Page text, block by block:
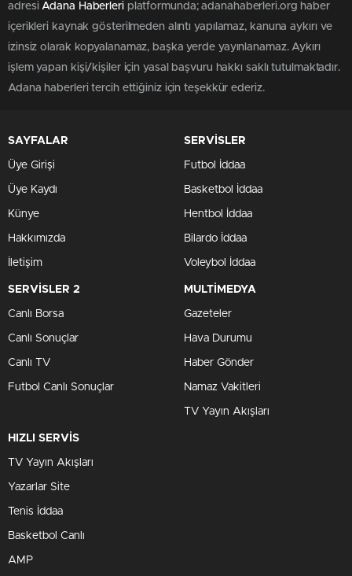
adresiAdana Haberleriplatformunda; adanahaberleri.org haber
içerikleri kaynak gösterilmeden alıntı yapılamaz, kanuna aykırı ve
izinsiz olarak kopyalanamaz, başka yerde yayınlanamaz. Aykırı
işlem yapan kişi/kişiler için yasal başvuru hakkı saklı tutulmaktadır.
Adana haberleri tercih ettiğiniz için teşekkür ederiz.
SAYFALAR
Üye Girişi
Üye Kaydı
Künye
Hakkımızda
İletişim
SERVİSLER
Futbol İddaa
Basketbol İddaa
Hentbol İddaa
Bilardo İddaa
Voleybol İddaa
SERVİSLER 2
Canlı Borsa
Canlı Sonuçlar
Canlı TV
Futbol Canlı Sonuçlar
MULTİMEDYA
Gazeteler
Hava Durumu
Haber Gönder
Namaz Vakitleri
TV Yayın Akışları
HIZLI SERVİS
TV Yayın Akışları
Yazarlar Site
Tenis İddaa
Basketbol Canlı
AMP